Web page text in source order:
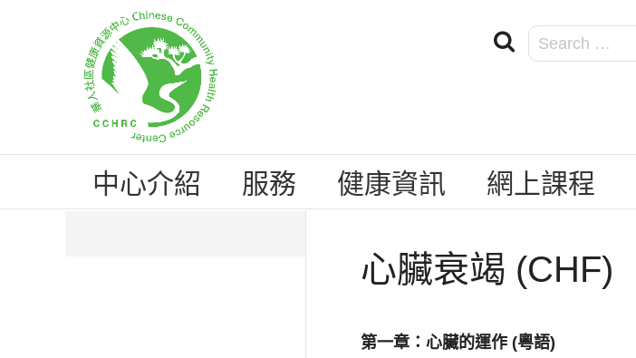
中心介紹 服務 健康資訊 網上課程
心臟衰竭 (CHF)
第一章：心臟的運作 (粵語)